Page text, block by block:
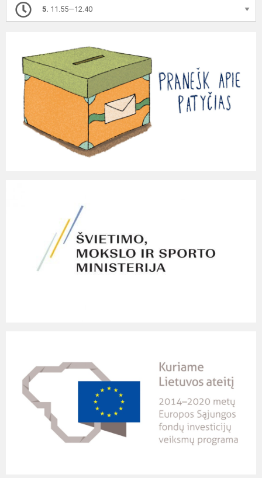
5. 11.55—12.40